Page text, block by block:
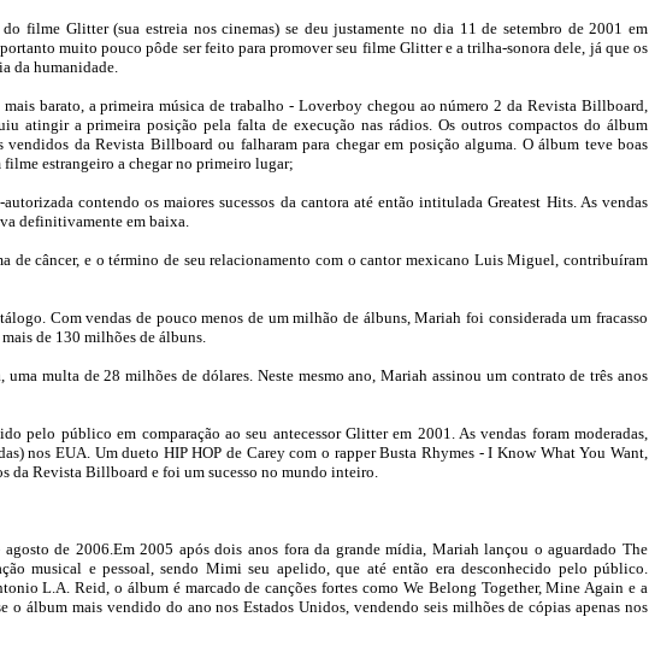
filme Glitter (sua estreia nos cinemas) se deu justamente no dia 11 de setembro de 2001 em
muito pouco pôde ser feito para promover seu filme Glitter e a trilha-sonora dele, já que os
da humanidade.
barato, a primeira música de trabalho - Loverboy chegou ao número 2 da Revista Billboard,
atingir a primeira posição pela falta de execução nas rádios. Os outros compactos do álbum
da Revista Billboard ou falharam para chegar em posição alguma. O álbum teve boas
filme estrangeiro a chegar no primeiro lugar;
contendo os maiores sucessos da cantora até então intitulada Greatest Hits. As vendas
definitivamente em baixa.
de câncer, e o término de seu relacionamento com o cantor mexicano Luis Miguel, contribuíram
Com vendas de pouco menos de um milhão de álbuns, Mariah foi considerada um fracasso
de 130 milhões de álbuns.
multa de 28 milhões de dólares. Neste mesmo ano, Mariah assinou um contrato de três anos
pelo público em comparação ao seu antecessor Glitter em 2001. As vendas foram moderadas,
nos EUA. Um dueto HIP HOP de Carey com o rapper Busta Rhymes - I Know What You Want,
da Revista Billboard e foi um sucesso no mundo inteiro.
de 2006.Em 2005 após dois anos fora da grande mídia, Mariah lançou o aguardado The
musical e pessoal, sendo Mimi seu apelido, que até então era desconhecido pelo público.
L.A. Reid, o álbum é marcado de canções fortes como We Belong Together, Mine Again e a
álbum mais vendido do ano nos Estados Unidos, vendendo seis milhões de cópias apenas nos